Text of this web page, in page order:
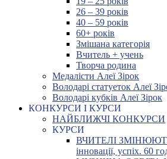
26 – 39 років
40 – 59 років
60+ років
Змішана категорія
Вчитель + учень
Творча родина
Медалісти Алеї Зірок
Володарі статуеток Алеї
Володарі кубків Алеї Зірок
КОНКУРСИ І КУРСИ
НАЙБЛИЖЧІ КОНКУРСИ
КУРСИ
ВЧИТЕЛІ ЗМІНЮЮТЬ
інновації, успіх. 60